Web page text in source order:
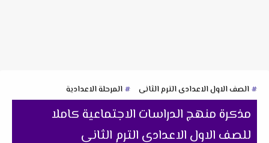
الصف الاول الاعدادى الترم الثانى المرحلة الاعدادية
مذكرة منهج الدراسات الاجتماعية كاملا
للصف الاول الاعدادى الترم الثانى